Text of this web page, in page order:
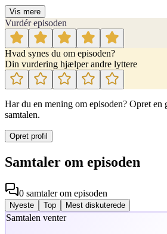
Vis mere
Vurdér episoden
Hvad synes du om episoden?
Din vurdering hjælper andre lyttere
Har du en mening om episoden? Opret en
samtalen.
Opret profil
Samtaler om episoden
0 samtalerom episoden
Nyeste Top Mest diskuterede
Samtalen venter